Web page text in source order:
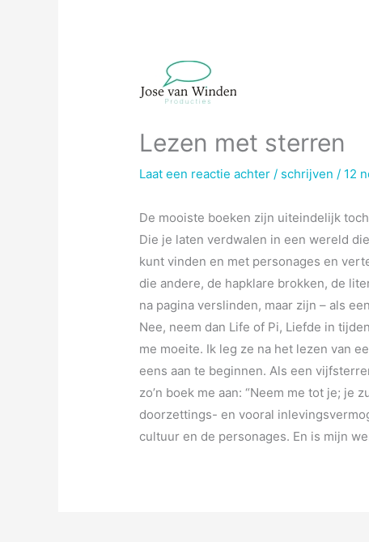
Lezen met sterren
Laat een reactie achter / schrijven / 12
De mooiste boeken zijn uiteindelijk
Die je laten verdwalen in een wereld
kunt vinden en met personages en
die andere, de hapklare brokken, de
na pagina verslinden, maar zijn – als
Nee, neem dan Life of Pi, Liefde in
me moeite. Ik leg ze na het lezen van
eens aan te beginnen. Als een
zo’n boek me aan: “Neem me tot je; je
doorzettings- en vooral
cultuur en de personages. En is mijn